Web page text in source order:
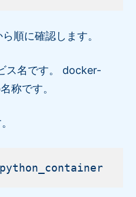
順に確認します。
ス名です。 docker-
称です。